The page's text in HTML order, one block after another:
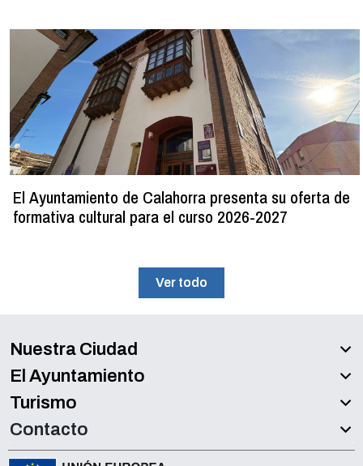
El Ayuntamiento de Calahorra presenta su oferta de
formativa cultural para el curso 2026-2027
Ver todo
Nuestra Ciudad
El Ayuntamiento
Turismo
Contacto